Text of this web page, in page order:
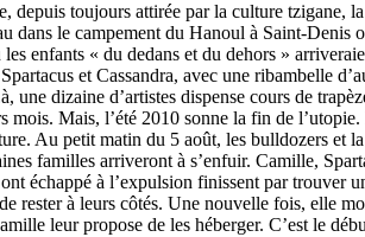
depuis toujours attirée par la culture tzigane,
dans le campement du Hanoul à Saint-Denis
enfants « du dedans et du dehors »
et Cassandra, avec une ribambelle
une dizaine d’artistes dispense cours de
mois. Mais, l’été 2010 sonne la fin de
Au petit matin du 5 août, les bulldozers et
familles arriveront à s’enfuir. Camille,
échappé à l’expulsion finissent par trouver
rester à leurs côtés. Une nouvelle fois, elle
leur propose de les héberger. C’est le